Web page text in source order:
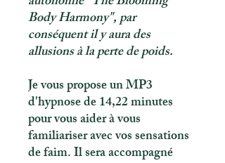
Body Harmony", par
conséquent il y aura des
allusions à la perte de poids.
Je vous propose un MP3
d'hypnose de 14,22 minutes
pour vous aider à vous
familiariser avec vos sensations
de faim. Il sera accompagné